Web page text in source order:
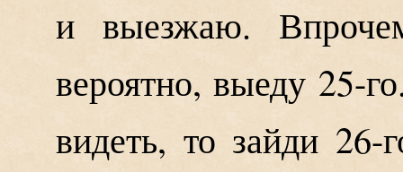
и выезжаю.
вероятно, выеду 25-
видеть, то зайди